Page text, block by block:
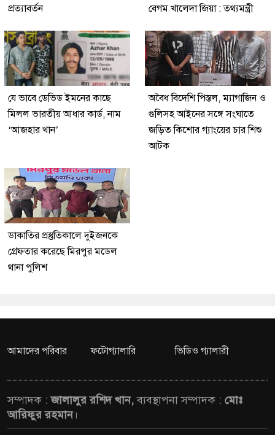
প্রত্যাবর্তন
বেগম খালেদা জিয়া : তথ্যমন্ত্রী
যে ভাবে ডেভিড ইমনের কাছে
মিলল ভারতীয় আধার কার্ড, নাম
‘আজহার খান’
অবৈধ বিদেশি পিস্তল, ম্যাগাজিন ও
গুলিসহ আইনের সঙ্গে সংঘাতে
জড়িত কিশোর গ্যাংয়ের চার শিশু
আটক
ডাকাতির প্রস্তুতিকালে দুইজনকে
গ্রেফতার করেছে মিরপুর মডেল
থানা পুলিশ
আমাদের পরিবার ফটোগ্যালারি ভিডিও গ্যালারী
সম্পাদক :জালালুর রশিদ খান,ব্যবস্থাপনা সম্পাদক : মোঃ
আরিফুর রহমান।